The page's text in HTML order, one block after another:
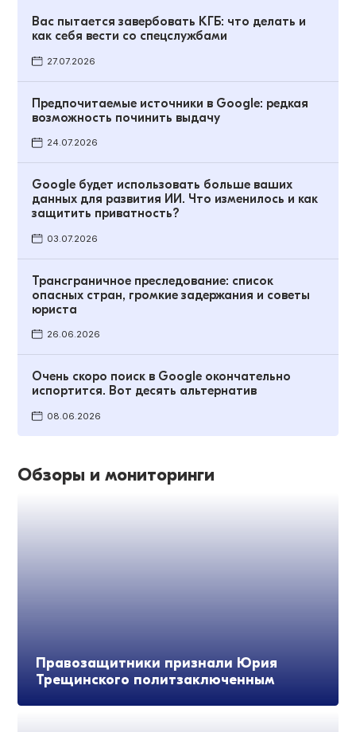
Вас пытается завербовать КГБ: что делать и
как себя вести со спецслужбами
27.07.2026
Предпочитаемые источники в Google: редкая
возможность починить выдачу
24.07.2026
Google будет использовать больше ваших
данных для развития ИИ. Что изменилось и как
защитить приватность?
03.07.2026
Трансграничное преследование: список
опасных стран, громкие задержания и советы
юриста
26.06.2026
Очень скоро поиск в Google окончательно
испортится. Вот десять альтернатив
08.06.2026
Обзоры и мониторинги
Правозащитники признали Юрия
Трещинского политзаключенным